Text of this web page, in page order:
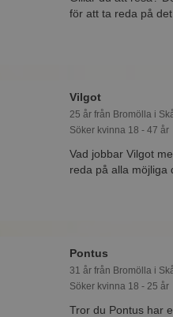
för att ta reda på
Vilgot
25 år från Bromölla i
Söker kvinna 18 - 47 år
Vad jobbar Vilgot
reda på alla möjliga
Pontus
31 år från Bromölla i
Söker kvinna 18 - 25 år
Tror du Pontus har